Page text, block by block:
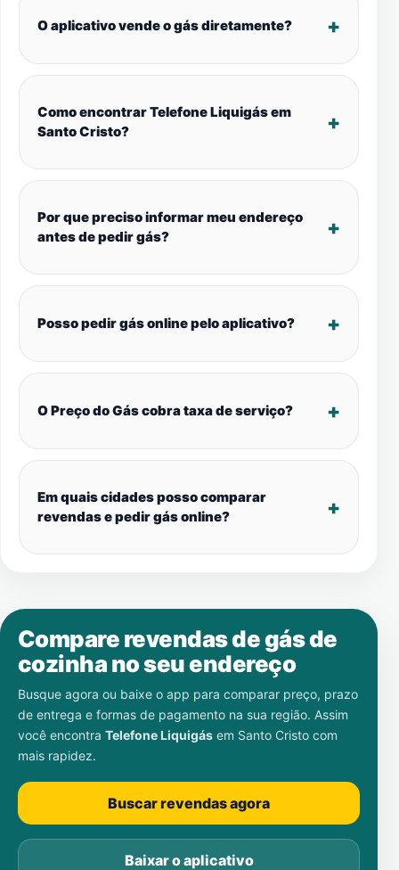
O aplicativo vende o gás diretamente?
Como encontrar Telefone Liquigás em
Santo Cristo?
Por que preciso informar meu endereço
antes de pedir gás?
Posso pedir gás online pelo aplicativo?
O Preço do Gás cobra taxa de serviço?
Em quais cidades posso comparar
revendas e pedir gás online?
Compare revendas de gás de
cozinha no seu endereço
Busque agora ou baixe o app para comparar preço, prazo
de entrega e formas de pagamento na sua região. Assim
você encontra Telefone Liquigás em Santo Cristo com
mais rapidez.
Buscar revendas agora
Baixar o aplicativo